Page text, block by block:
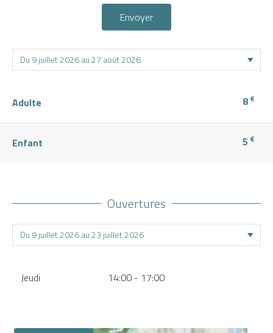
Envoyer
Adulte 8 €
Enfant 5 €
Ouvertures
Jeudi 14:00 - 17:00